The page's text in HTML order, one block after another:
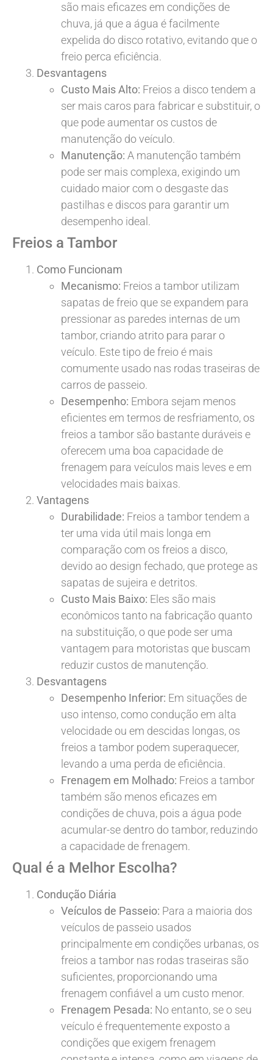
são mais eficazes em condições de
chuva, já que a água é facilmente
expelida do disco rotativo, evitando que o
freio perca eficiência.
Desvantagens
Custo Mais Alto: Freios a disco tendem a
ser mais caros para fabricar e substituir, o
que pode aumentar os custos de
manutenção do veículo.
Manutenção: A manutenção também
pode ser mais complexa, exigindo um
cuidado maior com o desgaste das
pastilhas e discos para garantir um
desempenho ideal.
Freios a Tambor
Como Funcionam
Mecanismo: Freios a tambor utilizam
sapatas de freio que se expandem para
pressionar as paredes internas de um
tambor, criando atrito para parar o
veículo. Este tipo de freio é mais
comumente usado nas rodas traseiras de
carros de passeio.
Desempenho: Embora sejam menos
eficientes em termos de resfriamento, os
freios a tambor são bastante duráveis e
oferecem uma boa capacidade de
frenagem para veículos mais leves e em
velocidades mais baixas.
Vantagens
Durabilidade: Freios a tambor tendem a
ter uma vida útil mais longa em
comparação com os freios a disco,
devido ao design fechado, que protege as
sapatas de sujeira e detritos.
Custo Mais Baixo: Eles são mais
econômicos tanto na fabricação quanto
na substituição, o que pode ser uma
vantagem para motoristas que buscam
reduzir custos de manutenção.
Desvantagens
Desempenho Inferior: Em situações de
uso intenso, como condução em alta
velocidade ou em descidas longas, os
freios a tambor podem superaquecer,
levando a uma perda de eficiência.
Frenagem em Molhado: Freios a tambor
também são menos eficazes em
condições de chuva, pois a água pode
acumular-se dentro do tambor, reduzindo
a capacidade de frenagem.
Qual é a Melhor Escolha?
Condução Diária
Veículos de Passeio: Para a maioria dos
veículos de passeio usados
principalmente em condições urbanas, os
freios a tambor nas rodas traseiras são
suficientes, proporcionando uma
frenagem confiável a um custo menor.
Frenagem Pesada: No entanto, se o seu
veículo é frequentemente exposto a
condições que exigem frenagem